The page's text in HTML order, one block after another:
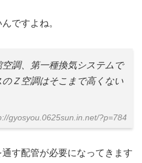
ですよね。
調、第一種換気システムで
Ｚ空調はそこまで高くない
gyosyou.0625sun.in.net/?p=784
す配管が必要になってきます